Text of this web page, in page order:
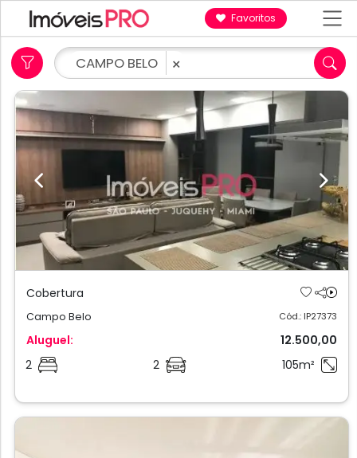
Favoritos
CAMPO BELO ×
Previous Next
Cobertura
Campo Belo Cód.: IP27373
Aluguel:
12.500,00
2
2 105m²